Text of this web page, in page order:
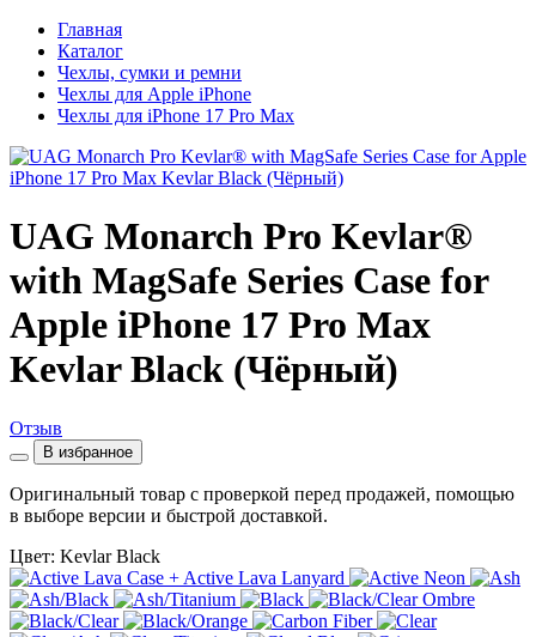
Главная
Каталог
Чехлы, сумки и ремни
Чехлы для Apple iPhone
Чехлы для iPhone 17 Pro Max
UAG Monarch Pro Kevlar®
with MagSafe Series Case for
Apple iPhone 17 Pro Max
Kevlar Black (Чёрный)
Отзыв
В избранное
Оригинальный товар с проверкой перед продажей, помощью
в выборе версии и быстрой доставкой.
Цвет: Kevlar Black